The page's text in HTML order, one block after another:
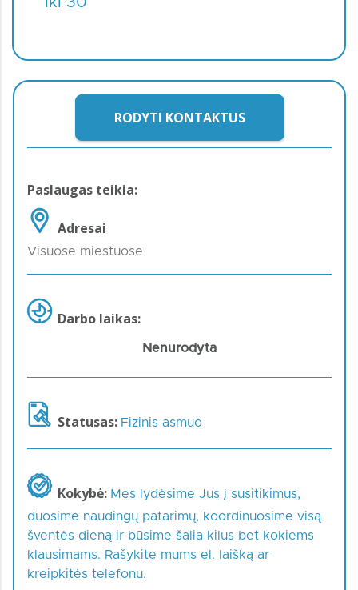
RODYTI KONTAKTUS
Paslaugas teikia:
Adresai
Visuose miestuose
Darbo laikas:
Nenurodyta
Statusas: Fizinis asmuo
Kokybė: Mes lydėsime Jus į susitikimus,
duosime naudingų patarimų, koordinuosime visą
šventės dieną ir būsime šalia kilus bet kokiems
klausimams. Rašykite mums el. laišką ar
kreipkitės telefonu.